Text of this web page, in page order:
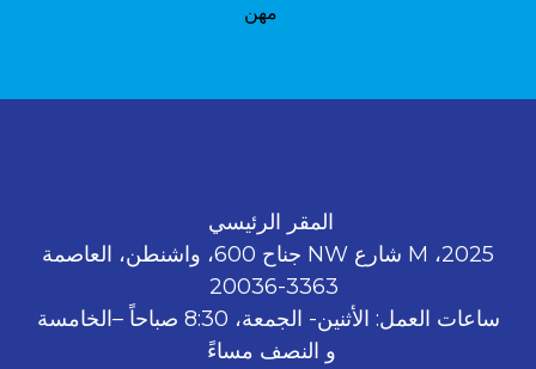
مهن
المقر الرئيسي
2025، M شارع NW جناح 600، واشنطن، العاصمة
3363-20036
ساعات العمل: الأثنين- الجمعة، 8:30 صباحاً –الخامسة
و النصف مساءً